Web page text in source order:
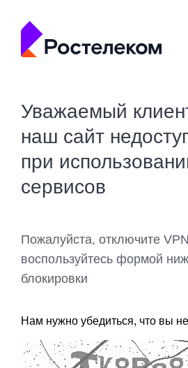
Уважаемый
наш сайт
при
сервисов
Пожалуйста, отключите
воспользуйтесь формой
блокировки
Нам нужно убедиться, что вы